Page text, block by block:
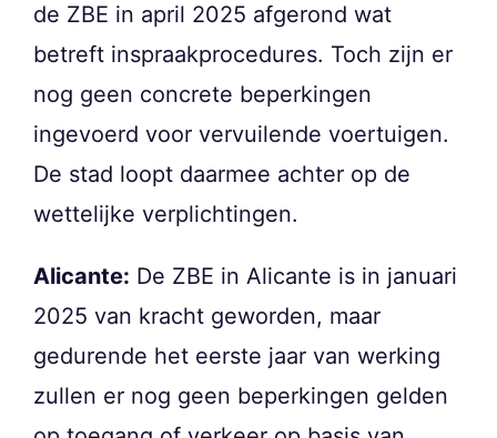
de ZBE in april 2025 afgerond wat
betreft inspraakprocedures. Toch zijn er
nog geen concrete beperkingen
ingevoerd voor vervuilende voertuigen.
De stad loopt daarmee achter op de
wettelijke verplichtingen.
Alicante: De ZBE in Alicante is in januari
2025 van kracht geworden, maar
gedurende het eerste jaar van werking
zullen er nog geen beperkingen gelden